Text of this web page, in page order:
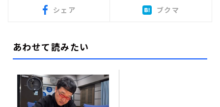
シェア ブクマ
あわせて読みたい